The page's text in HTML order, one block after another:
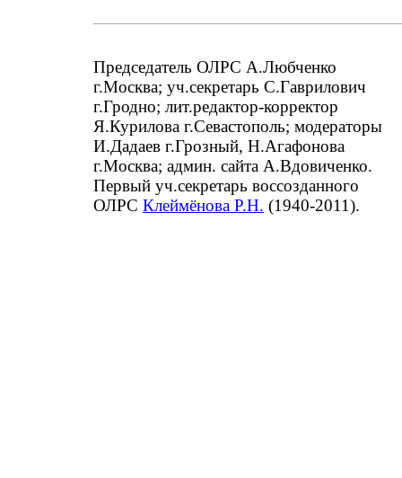
Председатель ОЛРС А.Любченко
г.Москва; уч.секретарь С.Гаврилович
г.Гродно; лит.редактор-корректор
Я.Курилова г.Севастополь; модераторы
И.Дадаев г.Грозный, Н.Агафонова
г.Москва; админ. сайта А.Вдовиченко.
Первый уч.секретарь воссозданного
ОЛРС Клеймёнова Р.Н. (1940-2011).